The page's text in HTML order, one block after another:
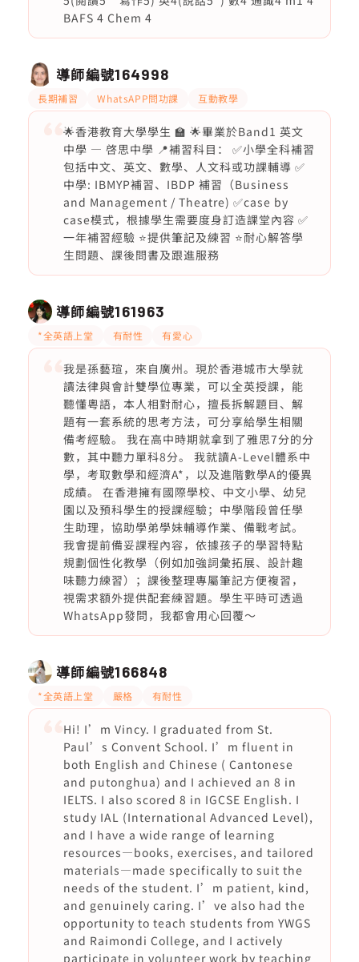
BAFS 4 Chem 4
導師編號164998
長期補習 WhatsAPP問功課 互動教學
🌟香港教育大學學生 🏫 🌟畢業於Band1 英文
中學 — 啓思中學 📍補習科目： ✅小學全科補習
包括中文、英文、數學、人文科或功課輔導 ✅
中學: IBMYP補習、IBDP 補習（Business
and Management / Theatre) ✅case by
case模式，根據學生需要度身訂造課堂內容 ✅
一年補習經驗 ⭐️提供筆記及練習 ⭐️耐心解答學
生問題、課後問書及跟進服務
導師編號161963
*全英語上堂 有耐性 有愛心
我是孫藝瑄，來自廣州。現於香港城市大學就
讀法律與會計雙學位專業，可以全英授課，能
聽懂粵語，本人相對耐心，擅長拆解題目、解
題有一套系統的思考方法，可分享給學生相關
備考經驗。 我在高中時期就拿到了雅思7分的分
數，其中聽力單科8分。 我就讀A-Level體系中
學，考取數學和經濟A*，以及進階數學A的優異
成績。 在香港擁有國際學校、中文小學、幼兒
園以及預科學生的授課經驗；中學階段曾任學
生助理，協助學弟學妹輔導作業、備戰考試。
我會提前備妥課程內容，依據孩子的學習特點
規劃個性化教學（例如加強詞彙拓展、設計趣
味聽力練習）；課後整理專屬筆記方便複習，
視需求額外提供配套練習題。學生平時可透過
WhatsApp發問，我都會用心回覆～
導師編號166848
*全英語上堂 嚴格 有耐性
Hi! I’m Vincy. I graduated from St.
Paul’s Convent School. I’m fluent in
both English and Chinese ( Cantonese
and putonghua) and I achieved an 8 in
IELTS. I also scored 8 in IGCSE English. I
study IAL (International Advanced Level),
and I have a wide range of learning
resources—books, exercises, and tailored
materials—made specifically to suit the
needs of the student. I’m patient, kind,
and genuinely caring. I’ve also had the
opportunity to teach students from YWGS
and Raimondi College, and I actively
participate in volunteer work by teaching